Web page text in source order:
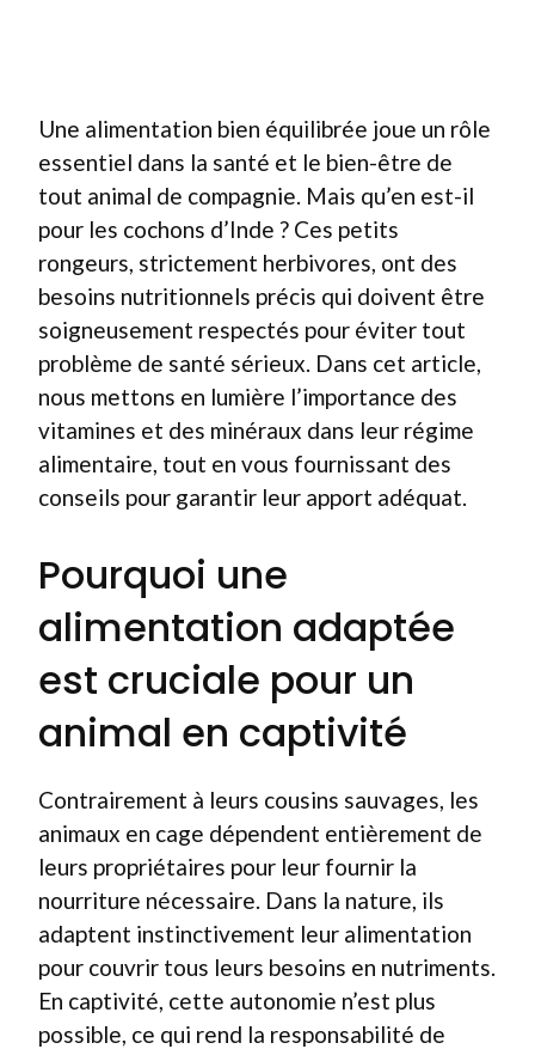
Une alimentation bien équilibrée joue un rôle
essentiel dans la santé et le bien-être de
tout animal de compagnie. Mais qu’en est-il
pour les cochons d’Inde ? Ces petits
rongeurs, strictement herbivores, ont des
besoins nutritionnels précis qui doivent être
soigneusement respectés pour éviter tout
problème de santé sérieux. Dans cet article,
nous mettons en lumière l’importance des
vitamines et des minéraux dans leur régime
alimentaire, tout en vous fournissant des
conseils pour garantir leur apport adéquat.
Pourquoi une
alimentation adaptée
est cruciale pour un
animal en captivité
Contrairement à leurs cousins sauvages, les
animaux en cage dépendent entièrement de
leurs propriétaires pour leur fournir la
nourriture nécessaire. Dans la nature, ils
adaptent instinctivement leur alimentation
pour couvrir tous leurs besoins en nutriments.
En captivité, cette autonomie n’est plus
possible, ce qui rend la responsabilité de